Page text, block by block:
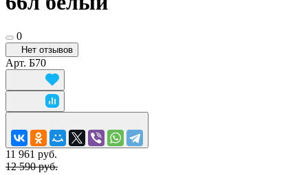
0
Нет отзывов
Арт. Б70
11 961 руб.
12 590 руб.